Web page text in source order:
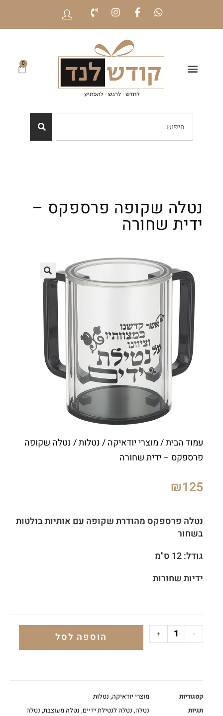
0
נטלה שקופה פרספקס –
ידית שחורה
עמוד הבית/מוצרי יודאיקה/ נטלות/ נטלה שקופה
פרספקס – ידית שחורה
₪125
נטלה פרספקס מהודרת שקופה עם אותיות בולטות
בשחור
גודל: 12 ס"מ
ידיות שחורות
-
+ הוספה לסל
קטגוריות מוצרי יודאיקה, נטלות
תגיות
נטלה, נטלה לנטילת ידיים, נטלה מעוצבת, נטלה